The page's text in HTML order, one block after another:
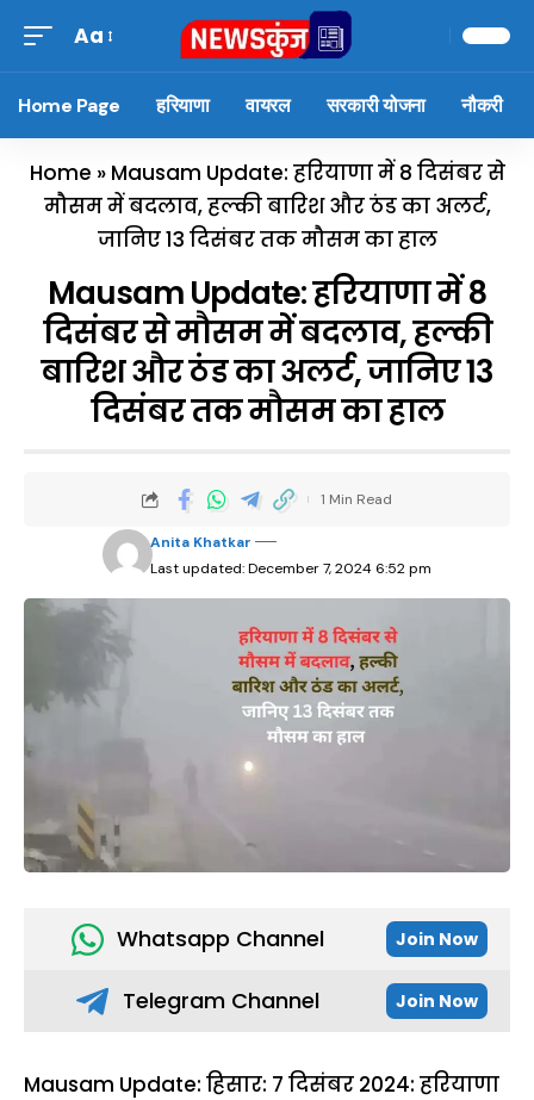
Aa
Home Page हरियाणा वायरल सरकारी योजना नौकरी
Home » Mausam Update: हरियाणा में 8 दिसंबर से
मौसम में बदलाव, हल्की बारिश और ठंड का अलर्ट,
जानिए 13 दिसंबर तक मौसम का हाल
Mausam Update: हरियाणा में 8
दिसंबर से मौसम में बदलाव, हल्की
बारिश और ठंड का अलर्ट, जानिए 13
दिसंबर तक मौसम का हाल
Last updated: December 7, 2024 6:52 pm
Anita Khatkar
1 Min Read
Whatsapp Channel Join Now
Telegram Channel Join Now
Mausam Update: हिसार: 7 दिसंबर 2024: हरियाणा